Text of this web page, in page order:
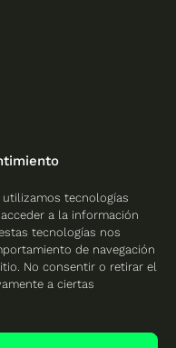
utilizamos tecnologías
a la información
tecnologías nos
de navegación
No consentir o retirar el
a ciertas